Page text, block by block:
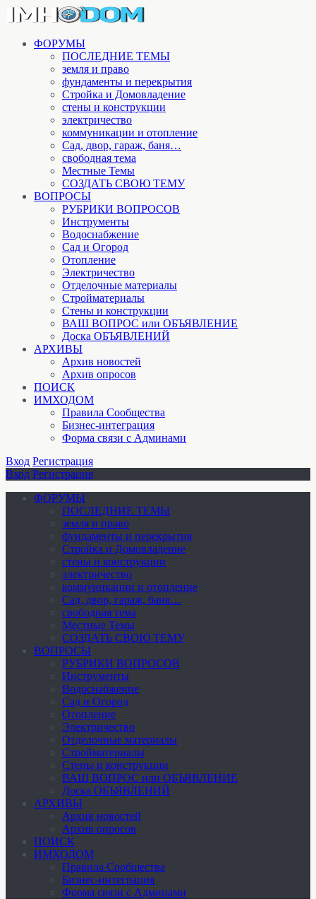
ФОРУМЫ
ПОСЛЕДНИЕ ТЕМЫ
земля и право
фундаменты и перекрытия
Стройка и Домовладение
стены и конструкции
электричество
коммуникации и отопление
Cад, двор, гараж, баня…
свободная тема
Местные Темы
СОЗДАТЬ СВОЮ ТЕМУ
ВОПРОСЫ
РУБРИКИ ВОПРОСОВ
Инструменты
Водоснабжение
Сад и Огород
Отопление
Электричество
Отделочные материалы
Стройматериалы
Стены и конструкции
ВАШ ВОПРОС или ОБЪЯВЛЕНИЕ
Доска ОБЪЯВЛЕНИЙ
АРХИВЫ
Архив новостей
Архив опросов
ПОИСК
ИМХОДОМ
Правила Сообщества
Бизнес-интеграция
Форма связи с Админами
Вход Регистрация
Вход Регистрация
ФОРУМЫ
ПОСЛЕДНИЕ ТЕМЫ
земля и право
фундаменты и перекрытия
Стройка и Домовладение
стены и конструкции
электричество
коммуникации и отопление
Cад, двор, гараж, баня…
свободная тема
Местные Темы
СОЗДАТЬ СВОЮ ТЕМУ
ВОПРОСЫ
РУБРИКИ ВОПРОСОВ
Инструменты
Водоснабжение
Сад и Огород
Отопление
Электричество
Отделочные материалы
Стройматериалы
Стены и конструкции
ВАШ ВОПРОС или ОБЪЯВЛЕНИЕ
Доска ОБЪЯВЛЕНИЙ
АРХИВЫ
Архив новостей
Архив опросов
ПОИСК
ИМХОДОМ
Правила Сообщества
Бизнес-интеграция
Форма связи с Админами